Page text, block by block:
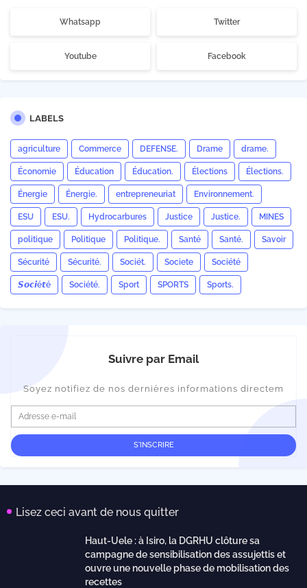
Whatsapp Twitter
Youtube Facebook
LABELS
agriculture Commerce DEFENSE. Drame drame.
Économie Éducation Éducation. Élections Élections.
Énergie Énergie. entrepreneuriat Environnement.
ESU ESU. Hydrocarbures Justice Justice. MINES
politique Politique Politique. Santé Santé. Savoir
Sécurité Sécurité. Sociét. Societe Société
𝙎𝙤𝙘𝙞é𝙩é Société. Sport SPORTS Sports.
Suivre par Email
Soyez notifiez de nos dernières informations directem
Lisez ceci avant de nous quitter
Haut-Uele : à Isiro, la DGRHU clôture sa
campagne de sensibilisation des assujettis et
ouvre une nouvelle phase de mobilisation des
recettes